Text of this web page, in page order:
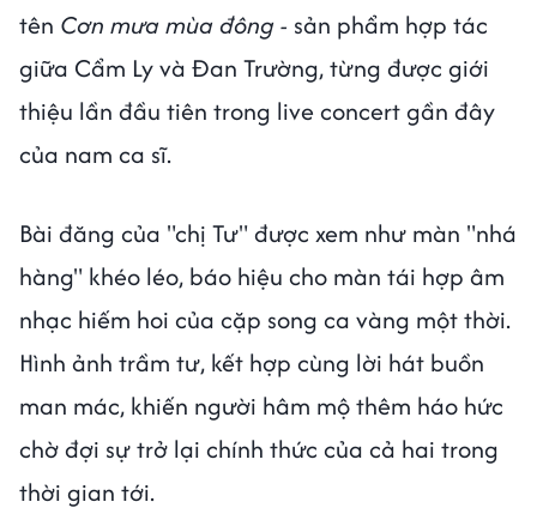
tên Cơn mưa mùa đông - sản phẩm hợp tác
giữa Cẩm Ly và Đan Trường, từng được giới
thiệu lần đầu tiên trong live concert gần đây
của nam ca sĩ.
Bài đăng của "chị Tư" được xem như màn "nhá
hàng" khéo léo, báo hiệu cho màn tái hợp âm
nhạc hiếm hoi của cặp song ca vàng một thời.
Hình ảnh trầm tư, kết hợp cùng lời hát buồn
man mác, khiến người hâm mộ thêm háo hức
chờ đợi sự trở lại chính thức của cả hai trong
thời gian tới.